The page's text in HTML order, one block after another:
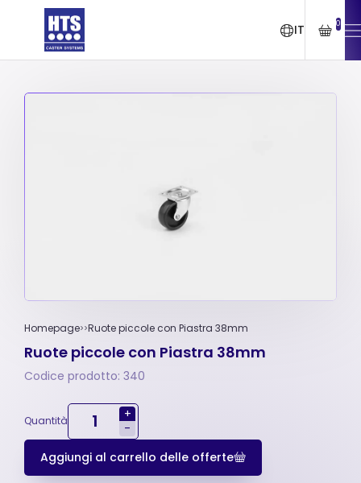
IT 0
Homepage Ruote piccole con Piastra 38mm
Ruote piccole con Piastra 38mm
Codice prodotto: 340
Quantità
+
-
Aggiungi al carrello delle offerte